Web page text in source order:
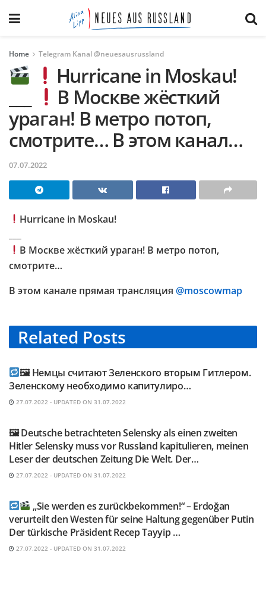
Home Telegram Kanal @neuesausrussland
Hurricane in Moskau!
В Москве жёсткий
ураган! В метро потоп,
смотрите… В этом канал…
07.07.2022
Hurricane in Moskau!
В Москве жёсткий ураган! В метро потоп,
смотрите…
В этом канале прямая трансляция @moscowmap
Related Posts
TELEGRAM KANAL @NEUESAUSRUSSLAND
🖼 Немцы считают Зеленского вторым Гитлером.
Зеленскому необходимо капитулиро…
27.07.2022 - UPDATED ON 31.07.2022
🖼 Deutsche betrachteten Selensky als einen zweiten
Hitler Selensky muss vor Russland kapitulieren, meinen
Leser der deutschen Zeitung Die Welt. Der…
27.07.2022 - UPDATED ON 31.07.2022
„Sie werden es zurückbekommen!“ – Erdoğan
verurteilt den Westen für seine Haltung gegenüber Putin
Der türkische Präsident Recep Tayyip …
27.07.2022 - UPDATED ON 31.07.2022